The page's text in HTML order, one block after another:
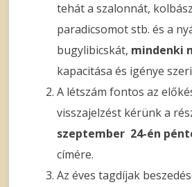
tehát a szalonnát,
paradicsomot stb. és a
bugylibicskát, mindenki
kapacitása és igénye
A létszám fontos az
visszajelzést kérünk a
szeptember 24-én
címére.
Az éves tagdíjak